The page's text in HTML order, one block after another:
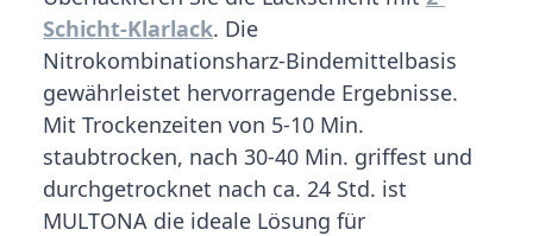
Schicht-Klarlack. Die
Nitrokombinationsharz-Bindemittelbasis
gewährleistet hervorragende Ergebnisse.
Mit Trockenzeiten von 5-10 Min.
staubtrocken, nach 30-40 Min. griffest und
durchgetrocknet nach ca. 24 Std. ist
MULTONA die ideale Lösung für